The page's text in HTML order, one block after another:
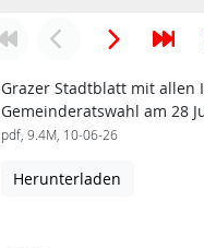
Grazer Stadtblatt mit allen
Gemeinderatswahl am 28
pdf, 9.4M, 10-06-26
Herunterladen